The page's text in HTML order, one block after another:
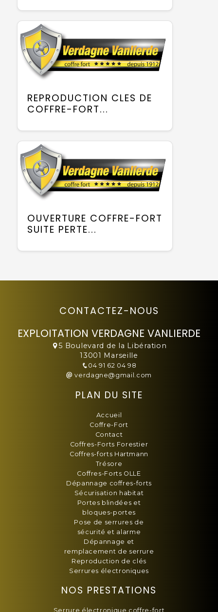
REPRODUCTION CLES DE
COFFRE-FORT...
OUVERTURE COFFRE-FORT
SUITE PERTE...
CONTACTEZ-NOUS
EXPLOITATION VERDAGNE VANLIERDE
5 Boulevard de la Libération
13001 Marseille
04 91 62 04 98
verdagne@gmail.com
PLAN DU SITE
Accueil
Coffre-Fort
Contact
Coffres-Forts Forestier
Coffres-forts Hartmann
Trésore
Coffres-Forts OLLE
Dépannage coffres-forts
Sécurisation habitat
Portes blindées et
bloques-portes
Pose de serrures de
sécurité et alarme
Dépannage et
remplacement de serrure
Reproduction de clés
Serrures électroniques
NOS PRESTATIONS
Serrure électronique coffre-fort